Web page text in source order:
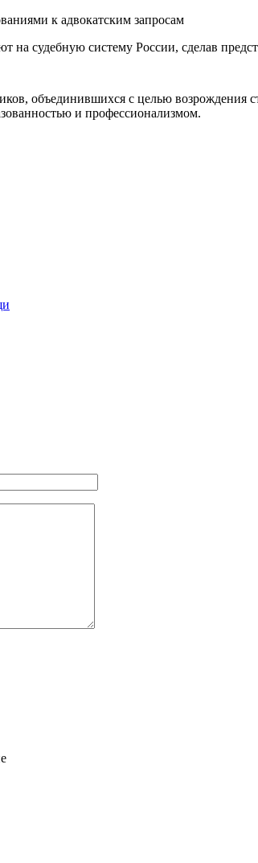
к адвокатским запросам
на судебную систему России, сделав
объединившихся с целью возрождения
и профессионализмом.